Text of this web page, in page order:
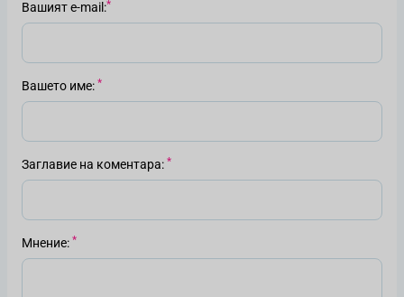
Вашият е-mail
Вашето име
Заглавие на коментара
Мнение